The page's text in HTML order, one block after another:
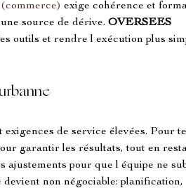
exige cohérence et
source de dérive. OVERSEES
outils et rendre l exécution plus
de service élevées. Pour
garantir les résultats, tout en
ajustements pour que l équipe ne
non négociable: planification,